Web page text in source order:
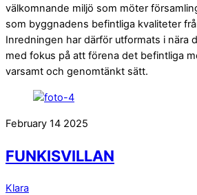
välkomnande miljö som möter
som byggnadens befintliga kvaliteter
Inredningen har därför utformats i nära
med fokus på att förena det befintliga
varsamt och genomtänkt sätt.
February 14 2025
FUNKISVILLAN
Klara